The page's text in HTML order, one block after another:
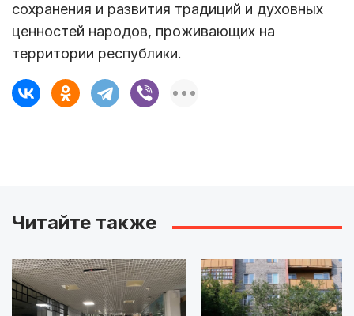
сохранения и развития традиций и духовных
ценностей народов, проживающих на
территории республики.
Читайте также